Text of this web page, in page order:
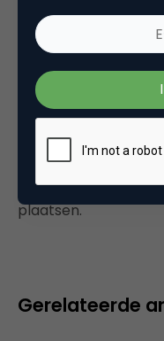
Elja
15 oktober 2006
Plaats reactie
Je moetingelogd
plaatsen.
Gerelateerde